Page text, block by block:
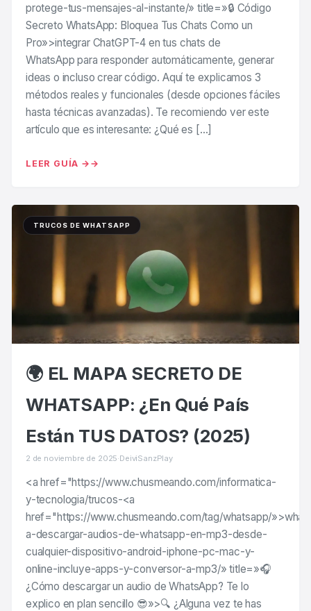
protege-tus-mensajes-al-instante/» title=»🔒 Código
Secreto WhatsApp: Bloquea Tus Chats Como un
Pro»>integrar ChatGPT-4 en tus chats de
WhatsApp para responder automáticamente, generar
ideas o incluso crear código. Aquí te explicamos 3
métodos reales y funcionales (desde opciones fáciles
hasta técnicas avanzadas). Te recomiendo ver este
artículo que es interesante: ¿Qué es […]
LEER GUÍA →
TRUCOS DE WHATSAPP
🌍 EL MAPA SECRETO DE
WHATSAPP: ¿En Qué País
Están TUS DATOS? (2025)
2 de noviembre de 2025·DeiviSanzPlay
<a href="https://www.chusmeando.com/informatica-
y-tecnologia/trucos-<a
href="https://www.chusmeando.com/tag/whatsapp/
a-descargar-audios-de-whatsapp-en-mp3-desde-
cualquier-dispositivo-android-iphone-pc-mac-y-
online-incluye-apps-y-conversor-a-mp3/» title=»🎧
¿Cómo descargar un audio de WhatsApp? Te lo
explico en plan sencillo 😎»>🔍 ¿Alguna vez te has